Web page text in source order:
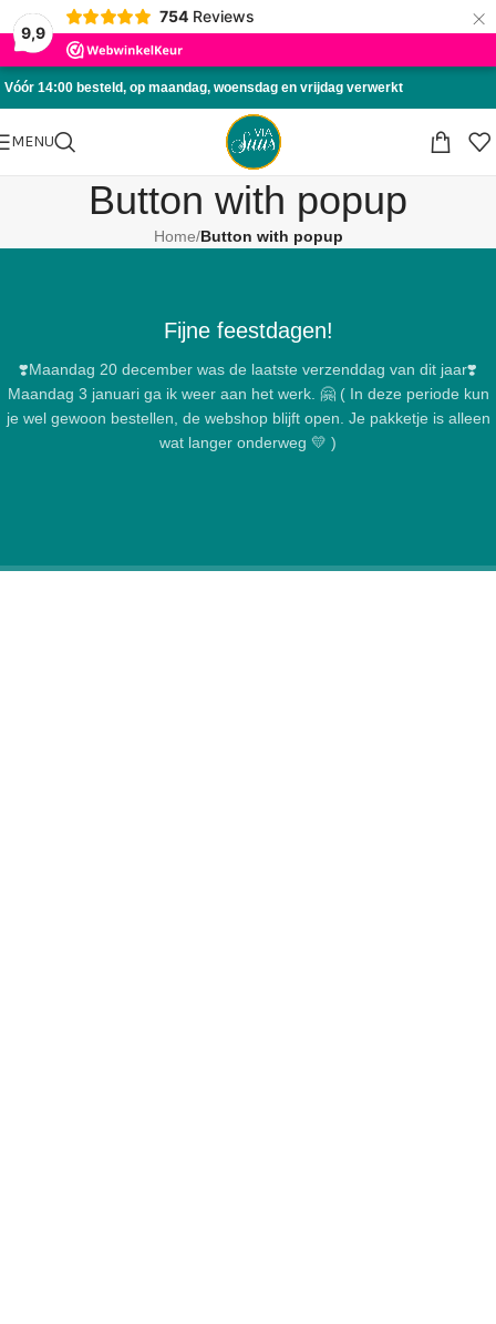
9,9
754 Reviews ×
Skip to navigation
Skip to main content
Vóór 14:00 besteld, op maandag, woensdag en vrijdag verwerkt
MENU
Button with popup
Home/Button with popup
Fijne feestdagen!
❣️Maandag 20 december was de laatste verzenddag van dit jaar❣️
Maandag 3 januari ga ik weer aan het werk. 🤗 ( In deze periode kun
je wel gewoon bestellen, de webshop blijft open. Je pakketje is alleen
wat langer onderweg 💛 )